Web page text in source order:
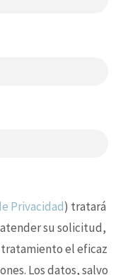
Privacidad) tratará
su solicitud,
tratamiento el eficaz
Los datos, salvo